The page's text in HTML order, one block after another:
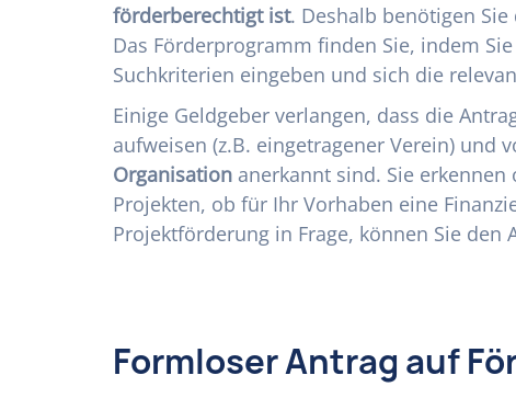
förderberechtigt ist. Deshalb benötigen Sie
Das Förderprogramm finden Sie, indem
Suchkriterien eingeben und sich die
Einige Geldgeber verlangen, dass die
aufweisen (z.B. eingetragener Verein) und
Organisation anerkannt sind. Sie
Projekten, ob für Ihr Vorhaben eine
Projektförderung in Frage, können Sie den
Formloser Antrag auf